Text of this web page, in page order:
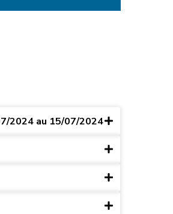
2024 au 15/07/2024